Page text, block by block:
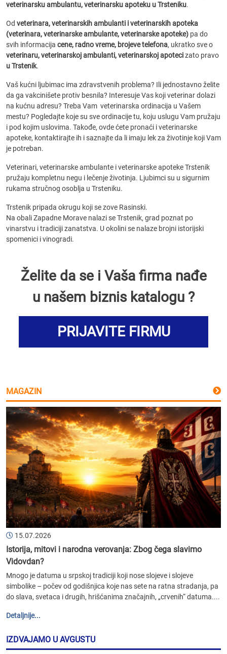
veterinarsku ambulantu, veterinarsku apoteku u Trsteniku.
Od veterinara, veterinarskih ambulanti i veterinarskih apoteka
(veterinara, veterinarske ambulante, veterinarske apoteke) pa do
svih informacija cene, radno vreme, brojeve telefona, ukratko sve o
veterinaru, veterinarskoj ambulanti, veterinarskoj apotecizato pravo
u Trstenik.
Vaš kućni ljubimac ima zdravstvenih problema? Ili jednostavno želite
da ga vakcinišete protiv besnila? Interesuje Vas koji veterinar dolazi
na kućnu adresu? Treba Vam veterinarska ordinacija u Vašem
mestu? Pogledajte koje su sve ordinacije tu, koju uslugu Vam pružaju
i pod kojim uslovima. Takođe, ovde ćete pronaći i veterinarske
apoteke, kontaktirajte ih i saznajte da li imaju lek za životinje koji Vam
je potreban.
Veterinari, veterinarske ambulante i veterinarske apoteke Trstenik
pružaju kompletnu negu i lečenje životinja. Ljubimci su u sigurnim
rukama stručnog osoblja u Trsteniku.
Trstenik pripada okrugu koji se zove Rasinski.
Na obali Zapadne Morave nalazi se Trstenik, grad poznat po
vinarstvu i tradiciji zanatstva. U okolini se nalaze brojni istorijski
spomenici i vinogradi.
Želite da se i Vaša firma nađe
u našem biznis katalogu ?
PRIJAVITE FIRMU
MAGAZIN
15.07.2026
Istorija, mitovi i narodna verovanja: Zbog čega slavimo
Vidovdan?
Mnogo je datuma u srpskoj tradiciji koji nose slojeve i slojeve
simbolike – počev od godišnjica koje nas sete na ratna stradanja, pa
do slava, svetaca i drugih, hrišćanima značajnih, „crvenih“ datuma....
Detaljnije...
IZDVAJAMO U AVGUSTU